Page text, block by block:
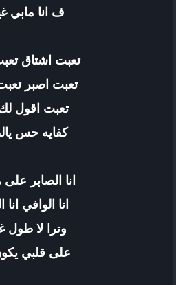
ف انا مابي
تعبت اشتاق
تعبت اصبر
تعبت اقول
كفايه حس
انا الصابر
انا الوافي انا
وترا لا طول
على قلبي